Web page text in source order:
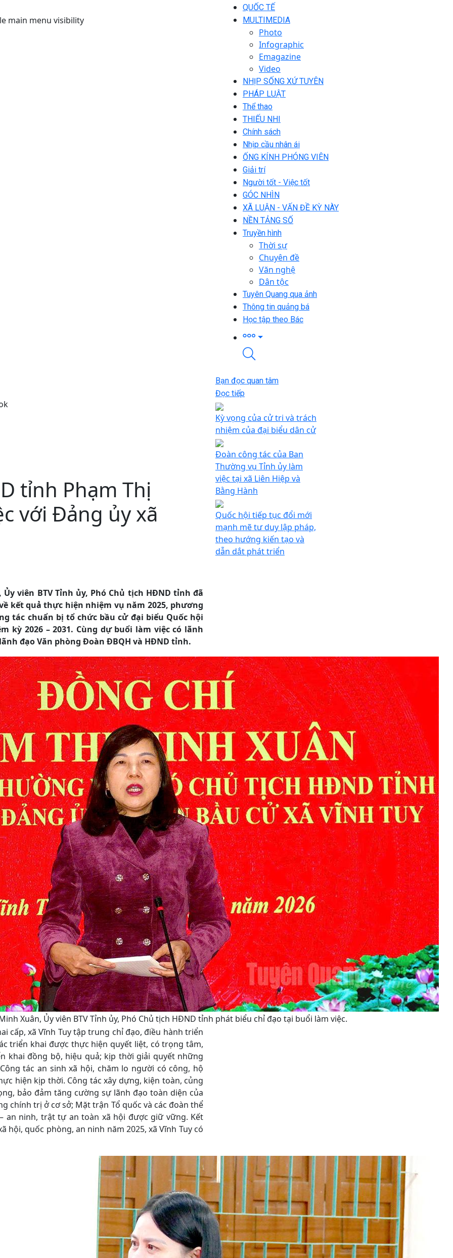
main menu visibility
QUỐC TẾ
MULTIMEDIA
Photo
Infographic
Emagazine
Video
NHỊP SỐNG XỨ TUYÊN
PHÁP LUẬT
Thể thao
THIẾU NHI
Chính sách
Nhịp cầu nhân ái
ỐNG KÍNH PHÓNG VIÊN
Giải trí
Người tốt - Việc tốt
GÓC NHÌN
XÃ LUẬN - VẤN ĐỀ KỲ NÀY
NỀN TẢNG SỐ
Truyền hình
Thời sự
Chuyên đề
Văn nghệ
Dân tộc
Tuyên Quang qua ảnh
Thông tin quảng bá
Học tập theo Bác
tỉnh Phạm Thị
với Đảng ủy xã
viên BTV Tỉnh ủy, Phó Chủ tịch HĐND tỉnh đã
kết quả thực hiện nhiệm vụ năm 2025, phương
tác chuẩn bị tổ chức bầu cử đại biểu Quốc hội
kỳ 2026 – 2031. Cùng dự buổi làm việc có lãnh
đạo Văn phòng Đoàn ĐBQH và HĐND tỉnh.
Xuân, Ủy viên BTV Tỉnh ủy, Phó Chủ tịch HĐND tỉnh phát biểu chỉ đạo tại buổi làm việc.
cấp, xã Vĩnh Tuy tập trung chỉ đạo, điều hành triển
triển khai được thực hiện quyết liệt, có trọng tâm,
khai đồng bộ, hiệu quả; kịp thời giải quyết những
tác an sinh xã hội, chăm lo người có công, hộ
hiện kịp thời. Công tác xây dựng, kiện toàn, củng
bảo đảm tăng cường sự lãnh đạo toàn diện của
chính trị ở cơ sở; Mặt trận Tổ quốc và các đoàn thể
an ninh, trật tự an toàn xã hội được giữ vững. Kết
quốc phòng, an ninh năm 2025, xã Vĩnh Tuy có
Bạn đọc quan tâm
Đọc tiếp
Kỳ vọng của cử tri và trách
nhiệm của đại biểu dân cử
Đoàn công tác của Ban
Thường vụ Tỉnh ủy làm
việc tại xã Liên Hiệp và
Bằng Hành
Quốc hội tiếp tục đổi mới
mạnh mẽ tư duy lập pháp,
theo hướng kiến tạo và
dẫn dắt phát triển